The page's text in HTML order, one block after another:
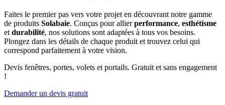
Faites le premier pas vers votre projet en découvrant notre gamme
de produits Solabaie. Conçus pour allierperformance, esthétisme
et durabilité, nos solutions sont adaptées à tous vos besoins.
Plongez dans les détails de chaque produit et trouvez celui qui
correspond parfaitement à votre vision.
Devis fenêtres, portes, volets et portails. Gratuit et sans engagement
!
Demander un devis gratuit